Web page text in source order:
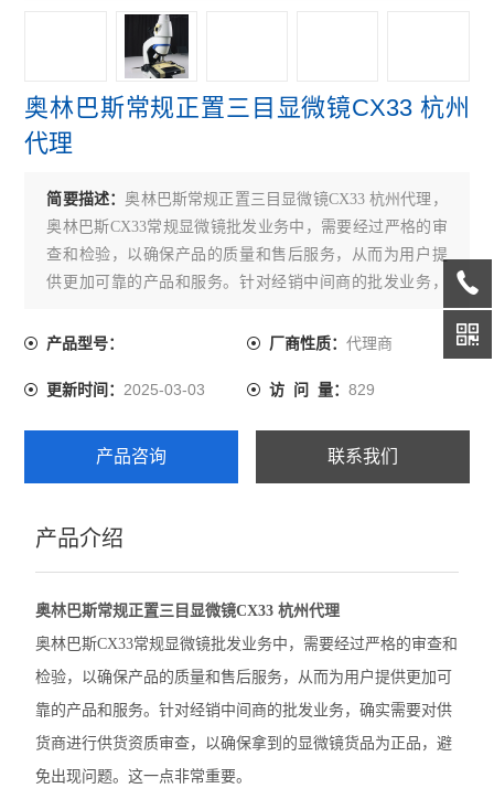
奥林巴斯BX41荧光显微镜
奥林巴斯BX51荧光显微镜
奥林巴斯CKX31倒置显微镜
奥林巴斯CKX41倒置显微镜
Leica徕卡S9 E体视显微镜
尼康SMZ1270体视显微镜
奥林巴斯GX53倒置显微镜
奥林巴斯CX22生物显微镜
Leica徕卡A60 F体视显微镜
Leica徕卡M165 C体视显微镜
Leica徕卡M50体视显微镜
奥林巴斯BX63生物显微镜
徕卡M125 C体视显微镜
奥林巴斯常规正置三目显微镜CX33 杭州
代理
简要描述： 奥林巴斯常规正置三目显微镜CX33 杭州代理，
奥林巴斯CX33常规显微镜批发业务中，需要经过严格的审
查和检验，以确保产品的质量和售后服务，从而为用户提
供更加可靠的产品和服务。针对经销中间商的批发业务，
确实需要对供货商进行供货资质审查，以确保拿到的显微
镜货品为正品，避免出现问题。这一点非常重要。
产品型号： 厂商性质： 代理商
更新时间：2025-03-03 访 问 量： 829
产品咨询 联系我们
产品介绍
奥林巴斯常规正置三目显微镜CX33 杭州代理
奥林巴斯CX33常规显微镜批发业务中，需要经过严格的审查和
检验，以确保产品的质量和售后服务，从而为用户提供更加可
靠的产品和服务。针对经销中间商的批发业务，确实需要对供
货商进行供货资质审查，以确保拿到的显微镜货品为正品，避
免出现问题。这一点非常重要。